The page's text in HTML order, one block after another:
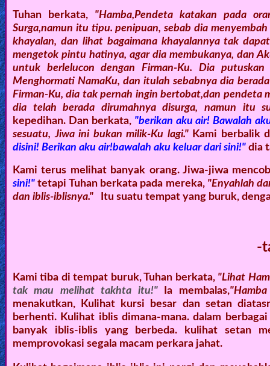
Tuhan berkata, "Hamba,Pendeta katakan pada
Surga,namun itu tipu. penipuan, sebab dia
khayalan, dan lihat bagaimana khayalannya tak
mengetok pintu hatinya, agar dia membukanya, dan
untuk berlelucon dengan Firman-Ku. Dia
Menghormati NamaKu, dan itulah sebabnya dia
Firman-Ku, dia tak pernah ingin bertobat,dan pendeta
dia telah berada dirumahnya disurga, namun itu
kepedihan. Dan berkata, "berikan aku air! Bawalah
sesuatu, Jiwa ini bukan milik-Ku lagi."Kami berbalik
disini! Berikan aku air!bawalah aku keluar dari sini!" dia
Kami terus melihat banyak orang. Jiwa-jiwa
sini!" tetapi Tuhan berkata pada mereka,"Enyahlah
dan iblis-iblisnya."
Itu suatu tempat yang buruk,
-
Kami tiba di tempat buruk, Tuhan berkata, "Lihat
tak mau melihat takhta itu!"Ia membalas,
menakutkan, Kulihat kursi besar dan setan
berhenti. Kulihat iblis dimana-mana. dalam
banyak iblis-iblis yang berbeda. kulihat setan
memprovokasi segala macam perkara jahat.